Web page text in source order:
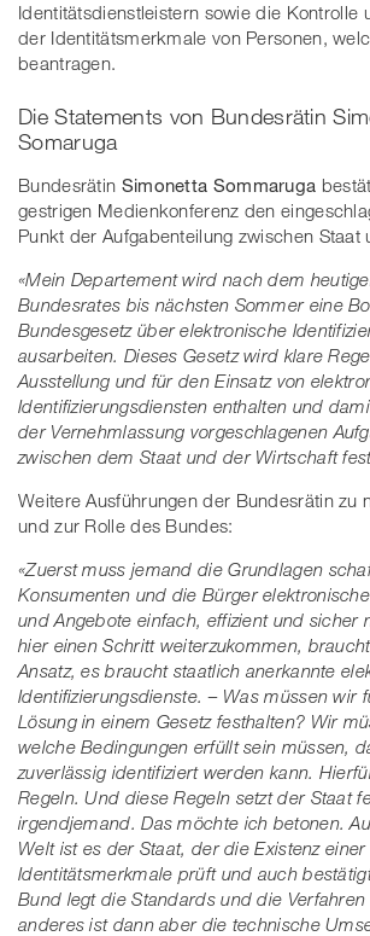
Identitätsdienstleistern sowie die Kontrolle
der Identitätsmerkmale von Personen,
beantragen.
Die Statements von Bundesrätin
Somaruga
Bundesrätin Simonetta Sommaruga
gestrigen Medienkonferenz den
Punkt der Aufgabenteilung zwischen Staat
«Mein Departement wird nach dem
Bundesrates bis nächsten Sommer eine
Bundesgesetz über elektronische
ausarbeiten. Dieses Gesetz wird klare
Ausstellung und für den Einsatz von
Identifizierungsdiensten enthalten und
der Vernehmlassung vorgeschlagenen
zwischen dem Staat und der Wirtschaft
Weitere Ausführungen der Bundesrätin zu
und zur Rolle des Bundes:
«Zuerst muss jemand die Grundlagen
Konsumenten und die Bürger
und Angebote einfach, effizient und sicher
hier einen Schritt weiterzukommen,
Ansatz, es braucht staatlich anerkannte
Identifizierungsdienste. – Was müssen wir
Lösung in einem Gesetz festhalten? Wir
welche Bedingungen erfüllt sein müssen,
zuverlässig identifiziert werden kann.
Regeln. Und diese Regeln setzt der Staat
irgendjemand. Das möchte ich betonen.
Welt ist es der Staat, der die Existenz
Identitätsmerkmale prüft und auch
Bund legt die Standards und die Verfahren
anderes ist dann aber die technische